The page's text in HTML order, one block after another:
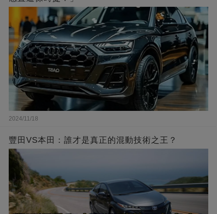
2024/11/18
豐田VS本田：誰才是真正的混動技術之王？